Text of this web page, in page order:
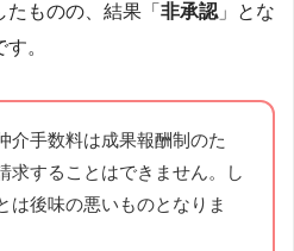
ものの、結果「 非承認 」とな
。
介手数料は成果報酬制のた
求することはできません。し
は後味の悪いものとなりま